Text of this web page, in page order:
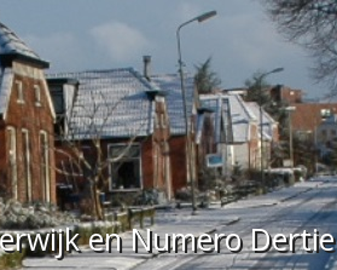
en Numero